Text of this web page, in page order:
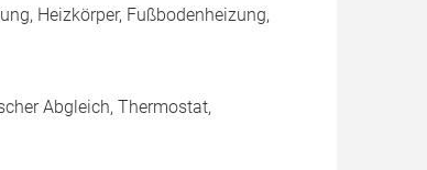
Heizkörper, Fußbodenheizung,
Abgleich, Thermostat,